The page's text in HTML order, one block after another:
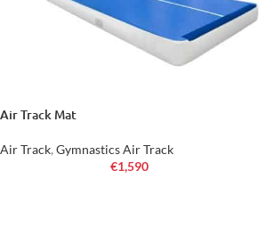
Air Track Mat
Air Track, Gymnastics Air Track
€1,590